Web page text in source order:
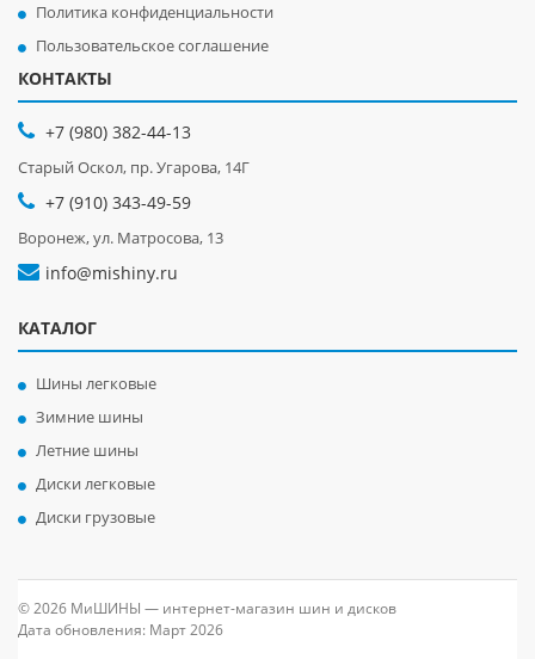
Политика конфиденциальности
Пользовательское соглашение
КОНТАКТЫ
+7 (980) 382-44-13
Старый Оскол, пр. Угарова, 14Г
+7 (910) 343-49-59
Воронеж, ул. Матросова, 13
info@mishiny.ru
КАТАЛОГ
Шины легковые
Зимние шины
Летние шины
Диски легковые
Диски грузовые
© 2026 МиШИНЫ — интернет-магазин шин и дисков
Дата обновления: Март 2026